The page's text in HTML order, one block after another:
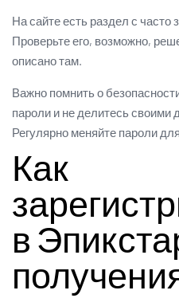
На сайте есть раздел с
Проверьте его, возможно,
описано там.
Важно помнить о
пароли и не делитесь
Регулярно меняйте пароли
Как
в